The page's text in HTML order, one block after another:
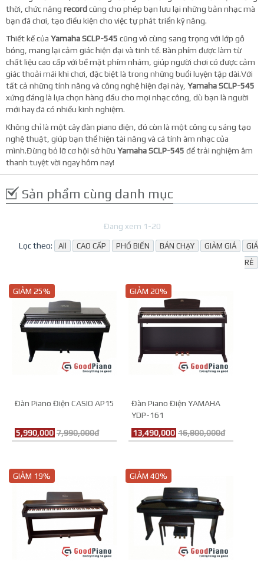
thời, chức năng recordcũng cho phép bạn lưu lại những bản nhạc mà
bạn đã chơi, tạo điều kiện cho việc tự phát triển kỹ năng.
Thiết kế của Yamaha SCLP-545 cũng vô cùng sang trọng với lớp gỗ
bóng, mang lại cảm giác hiện đại và tinh tế. Bàn phím được làm từ
chất liệu cao cấp với bề mặt phím nhám, giúp người chơi có được cảm
giác thoải mái khi chơi, đặc biệt là trong những buổi luyện tập dài.Với
tất cả những tính năng và công nghệ hiện đại này, Yamaha SCLP-545
xứng đáng là lựa chọn hàng đầu cho mọi nhạc công, dù bạn là người
mới hay đã có nhiều kinh nghiệm.
Không chỉ là một cây đàn piano điện, đó còn là một công cụ sáng tạo
nghệ thuật, giúp bạn thể hiện tài năng và cá tính âm nhạc của
mình.Đừng bỏ lỡ cơ hội sở hữu Yamaha SCLP-545 để trải nghiệm âm
thanh tuyệt vời ngay hôm nay!
Sản phẩm cùng danh mục
Đang xem 1-20
Lọc theo: All CAO CẤP PHỔ BIẾN BÁN CHẠY GIẢM GIÁ
GIÁ
RẺ
GIẢM 25%
Đàn Piano Điện CASIO AP15
5,990,000 7,990,000đ
GIẢM 20%
Đàn Piano Điện YAMAHA
YDP-161
13,490,000 16,800,000đ
GIẢM 19% GIẢM 40%